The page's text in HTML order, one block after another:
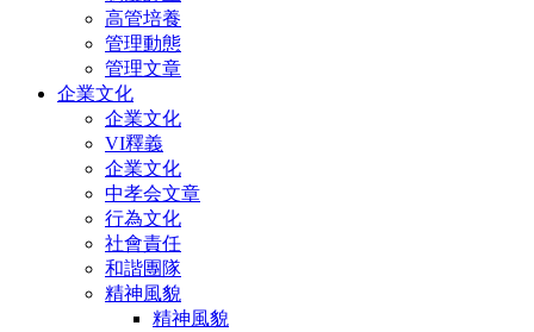
高管培養
管理動態
管理文章
企業文化
企業文化
VI釋義
企業文化
中孝会文章
行為文化
社會責任
和諧團隊
精神風貌
精神風貌